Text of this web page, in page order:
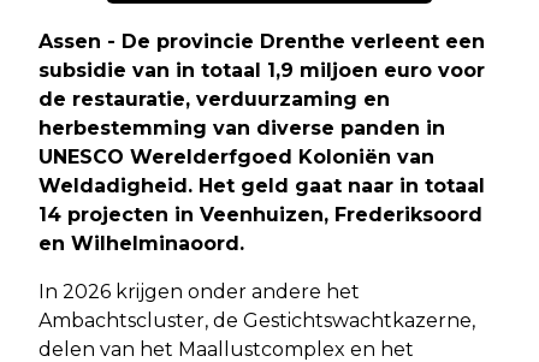
Assen - De provincie Drenthe verleent een
subsidie van in totaal 1,9 miljoen euro voor
de restauratie, verduurzaming en
herbestemming van diverse panden in
UNESCO Werelderfgoed Koloniën van
Weldadigheid. Het geld gaat naar in totaal
14 projecten in Veenhuizen, Frederiksoord
en Wilhelminaoord.
In 2026 krijgen onder andere het
Ambachtscluster, de Gestichtswachtkazerne,
delen van het Maallustcomplex en het